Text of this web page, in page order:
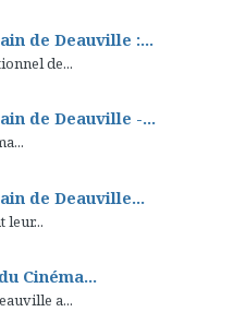
de Deauville :...
de...
de Deauville -...
de Deauville...
leur...
Cinéma...
a...